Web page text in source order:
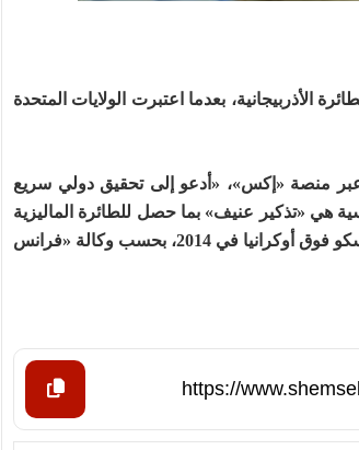
الأذربيجانية، بعدما اعتبرت الولايات المتحدة
عبر منصة «إكس»، «أدعو إلى تحقيق دولي سريع
هي «تذكير عنيف» بما حصل للطائرة الماليزية
(الرحلة ام اتش17) التي أسقطها صاروخ أطلقه متمردون موالون لموسكو فوق أوكرانيا في 2014، بحسب وكالة «فرانس